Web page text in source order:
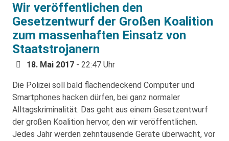
Wir veröffentlichen den
Gesetzentwurf der Großen Koalition
zum massenhaften Einsatz von
Staatstrojanern
18. Mai 2017 - 22:47 Uhr
Die Polizei soll bald flächendeckend Computer und
Smartphones hacken dürfen, bei ganz normaler
Alltagskriminalität. Das geht aus einem Gesetzentwurf
der großen Koalition hervor, den wir veröffentlichen.
Jedes Jahr werden zehntausende Geräte überwacht, vor